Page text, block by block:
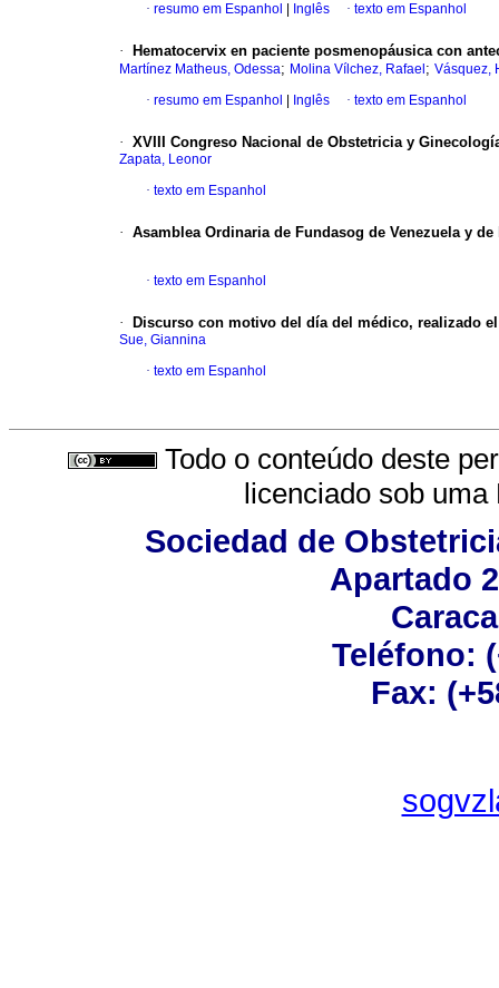
· resumo em Espanhol Inglês · texto em Espanhol
· Hematocervix en paciente posmenopáusica con
Martínez Matheus, Odessa; Molina Vílchez, Rafael ; Vásquez,
· resumo em Espanhol Inglês · texto em Espanhol
· XVIII Congreso Nacional de Obstetricia y
Zapata, Leonor
· texto em Espanhol
· Asamblea Ordinaria de Fundasog de Venezuela y
· texto em Espanhol
· Discurso con motivo del día del médico, realizado
Sue, Giannina
· texto em Espanhol
Todo o conteúdo deste
licenciado sob uma
Sociedad de
Apartado
Teléfono:
Fax: